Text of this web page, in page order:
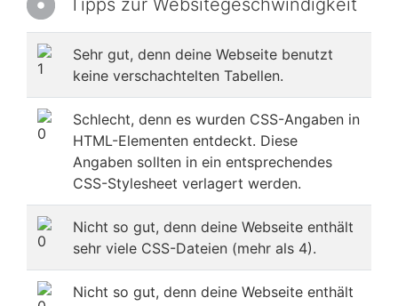
Tipps zur Websitegeschwindigkeit
Sehr gut, denn deine Webseite benutzt
keine verschachtelten Tabellen.
Schlecht, denn es wurden CSS-Angaben in
HTML-Elementen entdeckt. Diese
Angaben sollten in ein entsprechendes
CSS-Stylesheet verlagert werden.
Nicht so gut, denn deine Webseite enthält
sehr viele CSS-Dateien (mehr als 4).
Nicht so gut, denn deine Webseite enthält